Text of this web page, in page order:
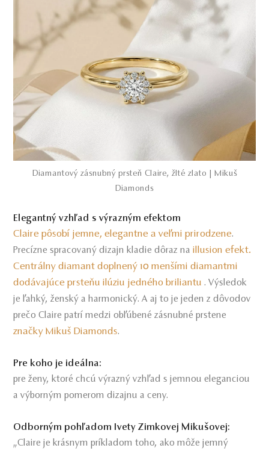
Diamantový zásnubný prsteň Claire, žlté zlato | Mikuš
Diamonds
Elegantný vzhľad s výrazným efektom
Claire pôsobí jemne, elegantne a veľmi prirodzene.
Precízne spracovaný dizajn kladie dôraz naillusion efekt.
Centrálny diamant doplnený 10 menšími diamantmi
dodávajúce prsteňu ilúziu jedného briliantu . Výsledok
je ľahký, ženský a harmonický. A aj to je jeden z dôvodov
prečo Claire patrí medzi obľúbené zásnubné prstene
značky Mikuš Diamonds.
Pre koho je ideálna:
pre ženy, ktoré chcú výrazný vzhľad s jemnou eleganciou
a výborným pomerom dizajnu a ceny.
Odborným pohľadom Ivety Zimkovej Mikušovej:
„Claire je krásnym príkladom toho, ako môže jemný